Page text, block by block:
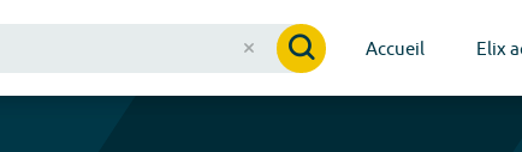
Accueil Elix